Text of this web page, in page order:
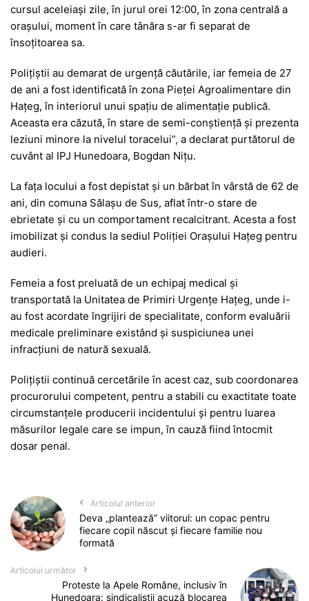
cursul aceleiași zile, în jurul orei 12:00, în zona centrală a
orașului, moment în care tânăra s-ar fi separat de
însoțitoarea sa.
Polițiștii au demarat de urgență căutările, iar femeia de 27
de ani a fost identificată în zona Pieței Agroalimentare din
Hațeg, în interiorul unui spațiu de alimentație publică.
Aceasta era căzută, în stare de semi-conștiență și prezenta
leziuni minore la nivelul toracelui”, a declarat purtătorul de
cuvânt al IPJ Hunedoara, Bogdan Nițu.
La fața locului a fost depistat și un bărbat în vârstă de 62 de
ani, din comuna Sălașu de Sus, aflat într-o stare de
ebrietate și cu un comportament recalcitrant. Acesta a fost
imobilizat și condus la sediul Poliției Orașului Hațeg pentru
audieri.
Femeia a fost preluată de un echipaj medical și
transportată la Unitatea de Primiri Urgențe Hațeg, unde i-
au fost acordate îngrijiri de specialitate, conform evaluării
medicale preliminare existând și suspiciunea unei
infracțiuni de natură sexuală.
Polițiștii continuă cercetările în acest caz, sub coordonarea
procurorului competent, pentru a stabili cu exactitate toate
circumstanțele producerii incidentului și pentru luarea
măsurilor legale care se impun, în cauză fiind întocmit
dosar penal.
Articolul anterior
Deva „plantează” viitorul: un copac pentru
fiecare copil născut și fiecare familie nou
formată
Articolul următor
Proteste la Apele Române, inclusiv în
Hunedoara: sindicaliștii acuză blocarea